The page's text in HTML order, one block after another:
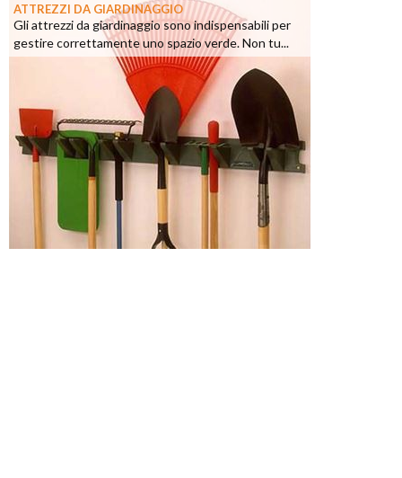
ATTREZZI DA GIARDINAGGIO
Gli attrezzi da giardinaggio sono indispensabili per
gestire correttamente uno spazio verde. Non tu...